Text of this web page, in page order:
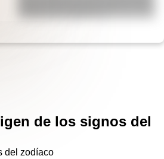
de los signos del